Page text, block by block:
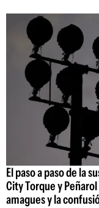
El paso a paso de la
City Torque y
amagues y la